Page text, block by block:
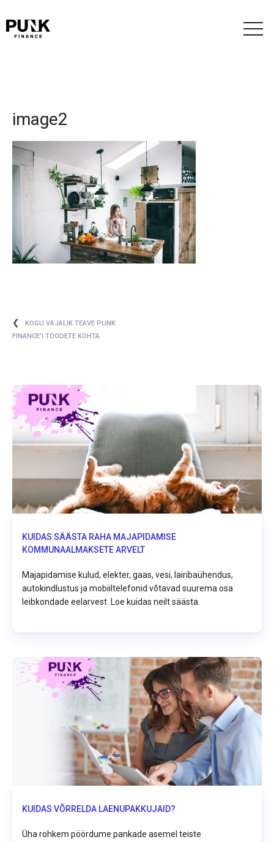
KUIDAS SÄÄSTA RAHA MAJAPIDAMISE
KOMMUNAALMAKSETE ARVELT
Majapidamise kulud, elekter, gaas, vesi, lairibaühendus,
autokindlustus ja mobiiltelefonid võtavad suurema osa
leibkondade eelarvest. Loe kuidas neilt säästa.
KUIDAS VÕRRELDA LAENUPAKKUJAID?
Üha rohkem pöördume pankade asemel teiste
image2
❮
KOGU VAJALIK TEAVE PUNK
FINANCE’I TOODETE KOHTA